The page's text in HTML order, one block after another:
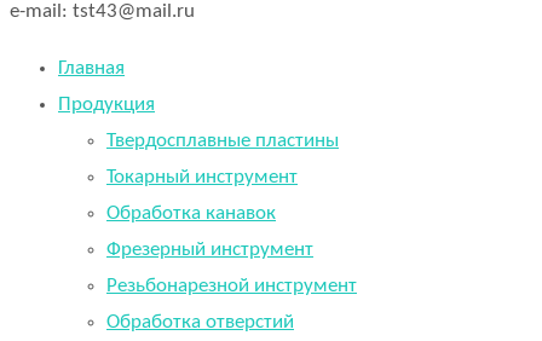
e-mail: tst43@mail.ru
Главная
Продукция
Твердосплавные пластины
Токарный инструмент
Обработка канавок
Фрезерный инструмент
Резьбонарезной инструмент
Обработка отверстий